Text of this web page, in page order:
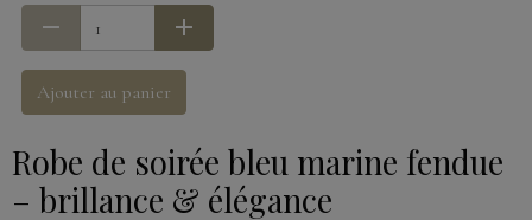
Ajouter au panier
Robe de soirée bleu marine fendue
– brillance & élégance